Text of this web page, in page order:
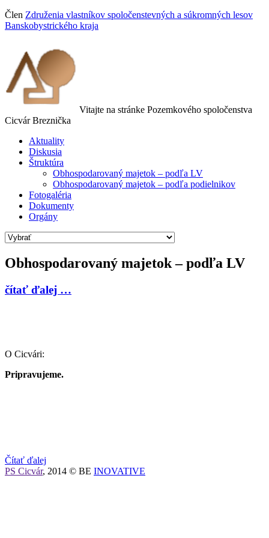
Člen Združenia vlastníkov spoločenstevných a súkromných lesov
Banskobystrického kraja
Vitajte na stránke Pozemkového spoločenstva
Cicvár Breznička
Aktuality
Diskusia
Štruktúra
Obhospodarovaný majetok – podľa LV
Obhospodarovaný majetok – podľa podielnikov
Fotogaléria
Dokumenty
Orgány
Obhospodarovaný majetok – podľa LV
čítať ďalej …
O Cicvári:
Pripravujeme.
Čítať ďalej
PS Cicvár, 2014 © BE INOVATIVE